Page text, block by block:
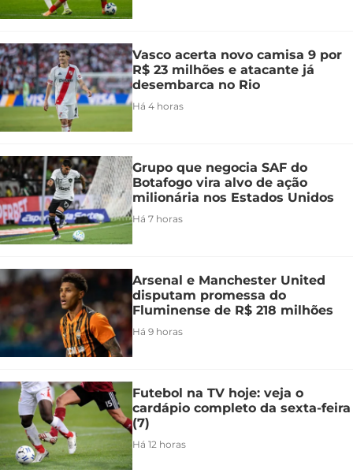
Vasco acerta novo camisa 9 por
R$ 23 milhões e atacante já
desembarca no Rio
Há 4 horas
Grupo que negocia SAF do
Botafogo vira alvo de ação
milionária nos Estados Unidos
Há 7 horas
Arsenal e Manchester United
disputam promessa do
Fluminense de R$ 218 milhões
Há 9 horas
Futebol na TV hoje: veja o
cardápio completo da sexta-feira
(7)
Há 12 horas